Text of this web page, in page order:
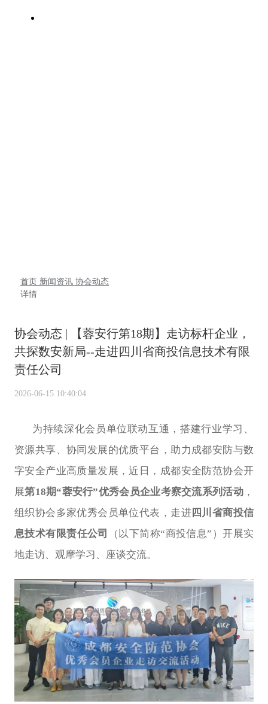
首页 新闻资讯 协会动态
详情
协会动态 | 【蓉安行第18期】走访标杆企业，
共探数安新局--走进四川省商投信息技术有限
责任公司
2026-06-15 10:40:04
为持续深化会员单位联动互通，搭建行业学习、
资源共享、协同发展的优质平台，助力成都安防与数
字安全产业高质量发展，近日，成都安全防范协会开
展第18期“蓉安行”优秀会员企业考察交流系列活动 ，
组织协会多家优秀会员单位代表，走进四川省商投信
息技术有限责任公司
（以下简称“商投信息”）开展实
地走访、观摩学习、座谈交流。